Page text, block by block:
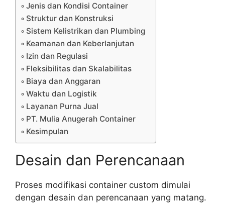
Jenis dan Kondisi Container
Struktur dan Konstruksi
Sistem Kelistrikan dan Plumbing
Keamanan dan Keberlanjutan
Izin dan Regulasi
Fleksibilitas dan Skalabilitas
Biaya dan Anggaran
Waktu dan Logistik
Layanan Purna Jual
PT. Mulia Anugerah Container
Kesimpulan
Desain dan Perencanaan
Proses modifikasi container custom dimulai
dengan desain dan perencanaan yang matang.